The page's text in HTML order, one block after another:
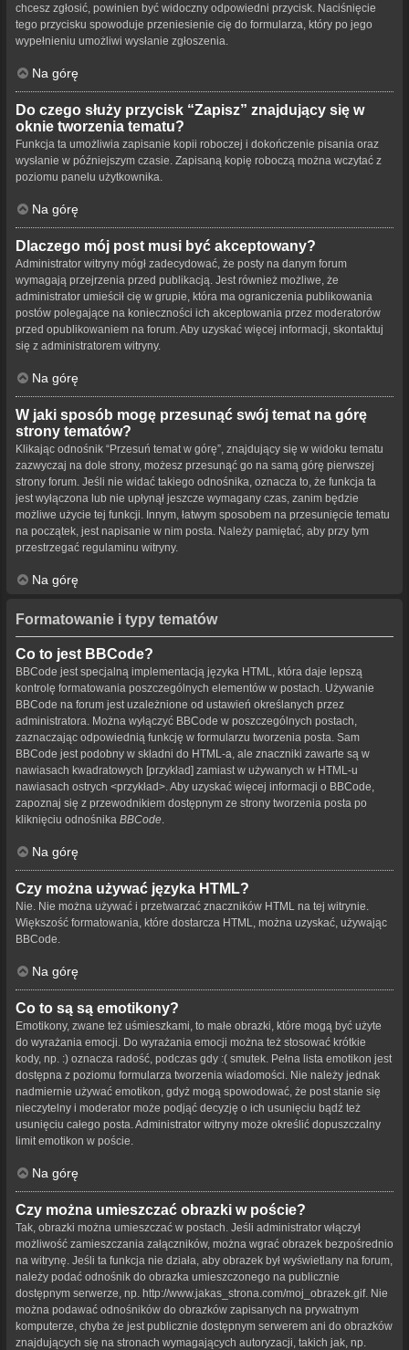
chcesz zgłosić, powinien być widoczny odpowiedni przycisk. Naciśnięcie
tego przycisku spowoduje przeniesienie cię do formularza, który po jego
wypełnieniu umożliwi wysłanie zgłoszenia.
Na górę
Do czego służy przycisk “Zapisz” znajdujący się w
oknie tworzenia tematu?
Funkcja ta umożliwia zapisanie kopii roboczej i dokończenie pisania oraz
wysłanie w późniejszym czasie. Zapisaną kopię roboczą można wczytać z
poziomu panelu użytkownika.
Na górę
Dlaczego mój post musi być akceptowany?
Administrator witryny mógł zadecydować, że posty na danym forum
wymagają przejrzenia przed publikacją. Jest również możliwe, że
administrator umieścił cię w grupie, która ma ograniczenia publikowania
postów polegające na konieczności ich akceptowania przez moderatorów
przed opublikowaniem na forum. Aby uzyskać więcej informacji, skontaktuj
się z administratorem witryny.
Na górę
W jaki sposób mogę przesunąć swój temat na górę
strony tematów?
Klikając odnośnik “Przesuń temat w górę”, znajdujący się w widoku tematu
zazwyczaj na dole strony, możesz przesunąć go na samą górę pierwszej
strony forum. Jeśli nie widać takiego odnośnika, oznacza to, że funkcja ta
jest wyłączona lub nie upłynął jeszcze wymagany czas, zanim będzie
możliwe użycie tej funkcji. Innym, łatwym sposobem na przesunięcie tematu
na początek, jest napisanie w nim posta. Należy pamiętać, aby przy tym
przestrzegać regulaminu witryny.
Na górę
Formatowanie i typy tematów
Co to jest BBCode?
BBCode jest specjalną implementacją języka HTML, która daje lepszą
kontrolę formatowania poszczególnych elementów w postach. Używanie
BBCode na forum jest uzależnione od ustawień określanych przez
administratora. Można wyłączyć BBCode w poszczególnych postach,
zaznaczając odpowiednią funkcję w formularzu tworzenia posta. Sam
BBCode jest podobny w składni do HTML-a, ale znaczniki zawarte są w
nawiasach kwadratowych [przykład] zamiast w używanych w HTML-u
nawiasach ostrych <przykład>. Aby uzyskać więcej informacji o BBCode,
zapoznaj się z przewodnikiem dostępnym ze strony tworzenia posta po
kliknięciu odnośnika BBCode
Na górę
Czy można używać języka HTML?
Nie. Nie można używać i przetwarzać znaczników HTML na tej witrynie.
Większość formatowania, które dostarcza HTML, można uzyskać, używając
BBCode.
Na górę
Co to są są emotikony?
Emotikony, zwane też uśmieszkami, to małe obrazki, które mogą być użyte
do wyrażania emocji. Do wyrażania emocji można też stosować krótkie
kody, np. :) oznacza radość, podczas gdy :( smutek. Pełna lista emotikon jest
dostępna z poziomu formularza tworzenia wiadomości. Nie należy jednak
nadmiernie używać emotikon, gdyż mogą spowodować, że post stanie się
nieczytelny i moderator może podjąć decyzję o ich usunięciu bądź też
usunięciu całego posta. Administrator witryny może określić dopuszczalny
limit emotikon w poście.
Na górę
Czy można umieszczać obrazki w poście?
Tak, obrazki można umieszczać w postach. Jeśli administrator włączył
możliwość zamieszczania załączników, można wgrać obrazek bezpośrednio
na witrynę. Jeśli ta funkcja nie działa, aby obrazek był wyświetlany na forum,
należy podać odnośnik do obrazka umieszczonego na publicznie
dostępnym serwerze, np. http://www.jakas_strona.com/moj_obrazek.gif. Nie
można podawać odnośników do obrazków zapisanych na prywatnym
komputerze, chyba że jest publicznie dostępnym serwerem ani do obrazków
znajdujących się na stronach wymagających autoryzacji, takich jak, np.